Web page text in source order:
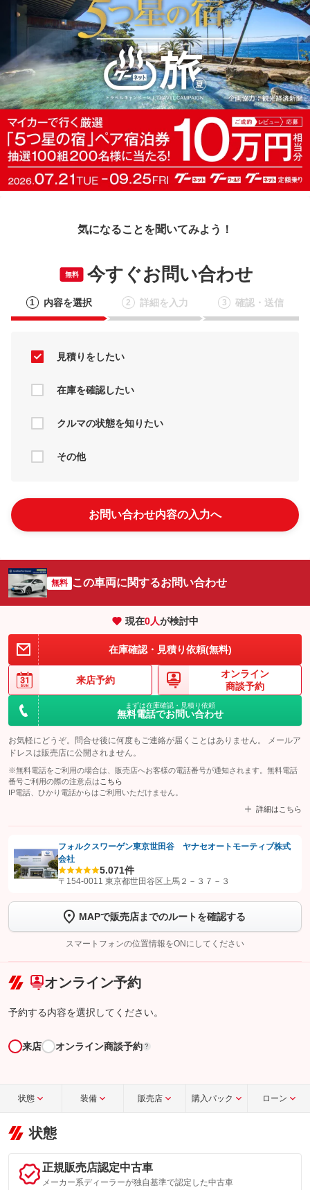
気になることを聞いてみよう！
無料 今すぐお問い合わせ
1 内容を選択 2 詳細を入力 3 確認・送信
見積りをしたい
在庫を確認したい
クルマの状態を知りたい
その他
お問い合わせ内容の入力へ
無料 この車両に関するお問い合わせ
現在0人が検討中
在庫確認・見積り依頼(無料)
来店予約
オンライン
商談予約
まずは在庫確認・見積り依頼
無料電話でお問い合わせ
お気軽にどうぞ。問合せ後に何度もご連絡が届くことはありません。 メールア
ドレスは販売店に公開されません。
※無料電話をご利用の場合は、販売店へお客様の電話番号が通知されます。無料電話
番号ご利用の際の注意点は こちら
IP電話、ひかり電話からはご利用いただけません。
詳細はこちら
【STEP1】認証画面でグーネットを友だち追加してから「許可する」ボタンを押
します
【STEP2】 トーク画面で
完了してください。
こちら
フォルクスワーゲン東京世田谷 ヤナセオートモーティブ株式
会社
5.071件
〒154-0011 東京都世田谷区上馬２－３７－３
MAPで販売店までのルートを確認する
スマートフォンの位置情報をONにしてください
オンライン予約
予約する内容を選択してください。
来店 オンライン商談予約 ?
状態 装備 販売店 購入パック ローン
状態
正規販売店認定中古車
メーカー系ディーラーが独自基準で認定した中古車